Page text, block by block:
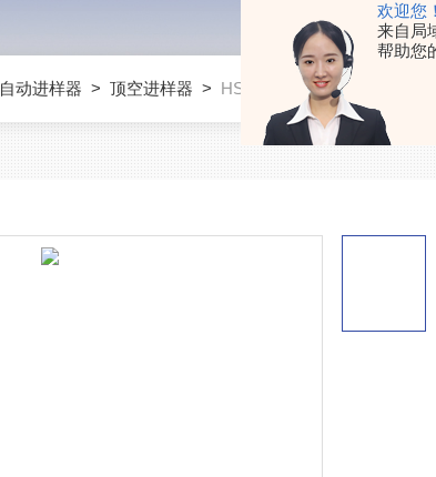
欢迎您！
来自局
帮助您
自动进样器 > 顶空进样器 > HS-27A水质气相色谱分析用